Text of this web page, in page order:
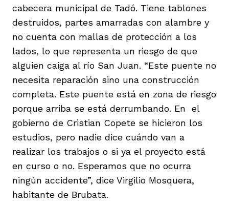
cabecera municipal de Tadó. Tiene tablones
destruidos, partes amarradas con alambre y
no cuenta con mallas de protección a los
lados, lo que representa un riesgo de que
alguien caiga al río San Juan. “Este puente no
necesita reparación sino una construcción
completa. Este puente está en zona de riesgo
porque arriba se está derrumbando. En el
gobierno de Cristian Copete se hicieron los
estudios, pero nadie dice cuándo van a
realizar los trabajos o si ya el proyecto está
en curso o no. Esperamos que no ocurra
ningún accidente”, dice Virgilio Mosquera,
habitante de Brubata.